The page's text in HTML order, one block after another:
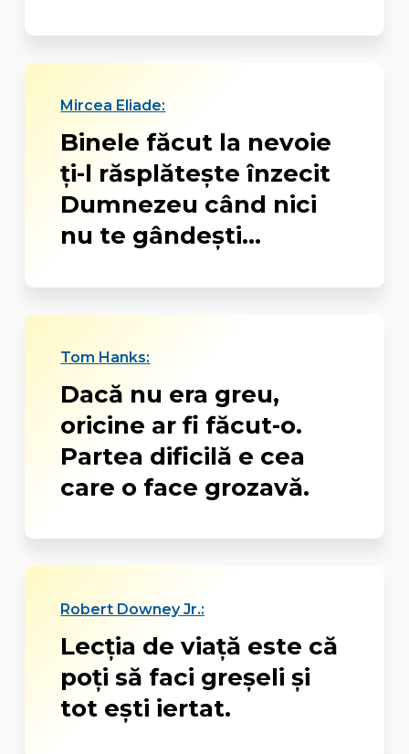
Mircea Eliade:
Binele făcut la nevoie
ţi-l răsplăteşte înzecit
Dumnezeu când nici
nu te gândeşti...
Tom Hanks:
Dacă nu era greu,
oricine ar fi făcut-o.
Partea dificilă e cea
care o face grozavă.
Robert Downey Jr.:
Lecţia de viaţă este că
poţi să faci greşeli şi
tot eşti iertat.